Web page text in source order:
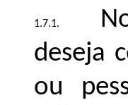
deseja
ou